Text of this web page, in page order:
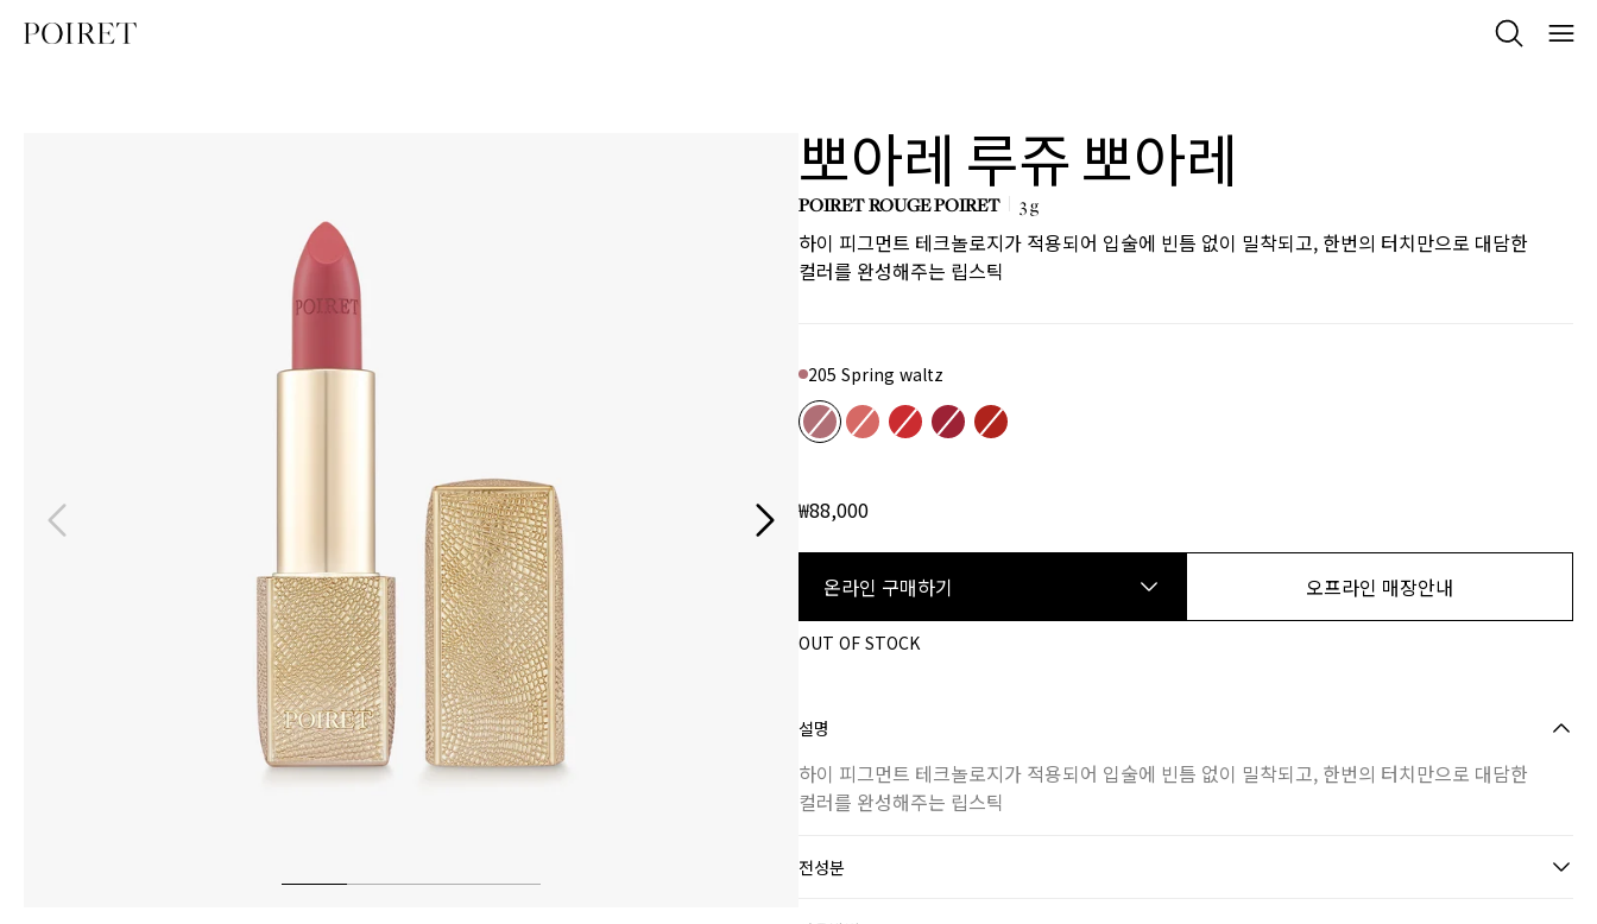
뽀아레 루쥬 뽀아레
POIRET ROUGE POIRET 3 g
하이 피그먼트 테크놀로지가 적용되어 입술에 빈틈 없이 밀착되고, 한번의 터치만으로 대담한
컬러를 완성해주는 립스틱
Color
205 Spring waltz
205 Spring waltz
Product variant out of stock
301 Just because
Product variant out of stock
302 Never enough
Product variant out of stock
504 L'age d'or
Product variant out of stock522 Be POIRET
Product variant out of stock
₩88,000
온라인 구매하기 오프라인 매장안내
OUT OF STOCK
설명
하이 피그먼트 테크놀로지가 적용되어 입술에 빈틈 없이 밀착되고, 한번의 터치만으로 대담한
컬러를 완성해주는 립스틱
전성분